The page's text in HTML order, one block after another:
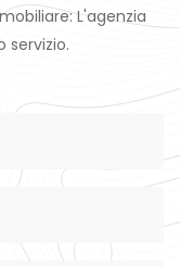
L'agenzia
servizio.